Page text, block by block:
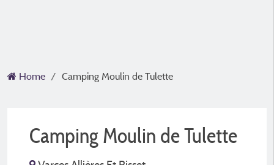
Home Camping Moulin de Tulette
Camping Moulin de Tulette